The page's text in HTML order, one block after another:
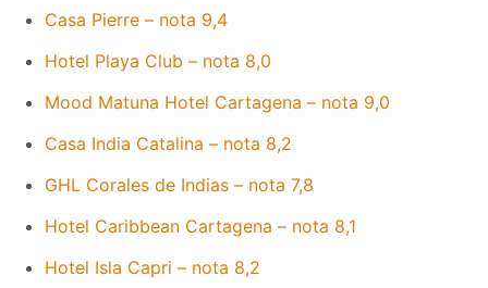
Casa Pierre – nota 9,4
Hotel Playa Club – nota 8,0
Mood Matuna Hotel Cartagena – nota 9,0
Casa India Catalina – nota 8,2
GHL Corales de Indias – nota 7,8
Hotel Caribbean Cartagena – nota 8,1
Hotel Isla Capri – nota 8,2